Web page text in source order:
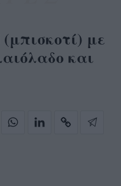
με
και